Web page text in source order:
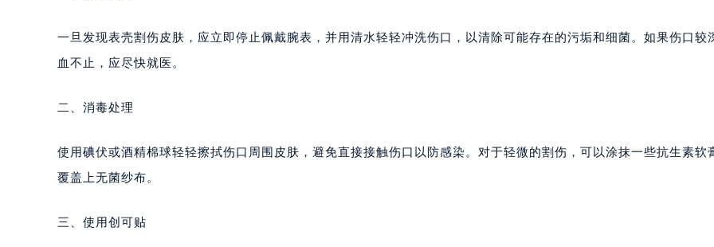
一旦发现表壳割伤皮肤，应立即停止佩戴腕表，并用清水轻轻冲洗伤口，以清除可能存在的污垢和细菌。如果伤口较
血不止，应尽快就医。
二、消毒处理
使用碘伏或酒精棉球轻轻擦拭伤口周围皮肤，避免直接接触伤口以防感染。对于轻微的割伤，可以涂抹一些抗生素软
覆盖上无菌纱布。
三、使用创可贴